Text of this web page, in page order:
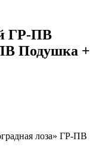
ГР-ПВ
Подушка +
лоза» ГР-ПВ